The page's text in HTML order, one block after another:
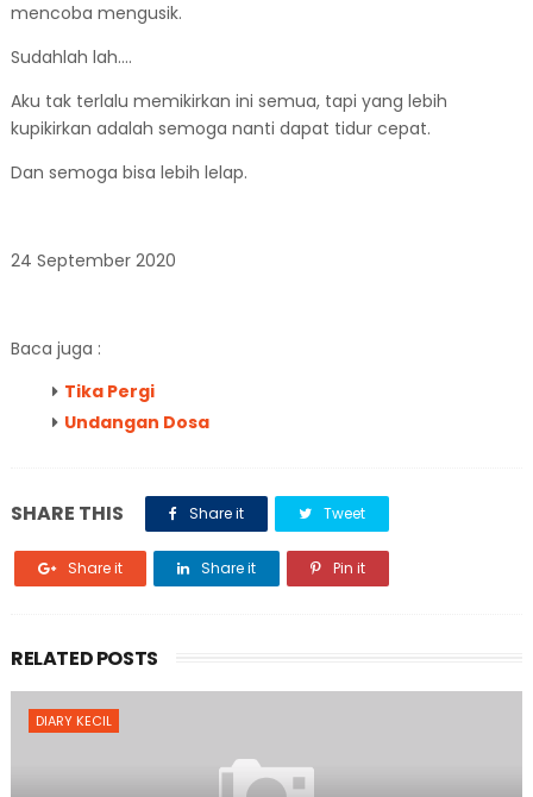
mencoba mengusik.
Sudahlah lah....
Aku tak terlalu memikirkan ini semua, tapi yang lebih
kupikirkan adalah semoga nanti dapat tidur cepat.
Dan semoga bisa lebih lelap.
24 September 2020
Baca juga :
Tika Pergi
Undangan Dosa
SHARE THIS Share it Tweet
Share it Share it Pin it
RELATED POSTS
DIARY KECIL